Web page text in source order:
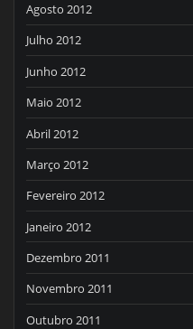
Agosto 2012
Julho 2012
Junho 2012
Maio 2012
Abril 2012
Março 2012
Fevereiro 2012
Janeiro 2012
Dezembro 2011
Novembro 2011
Outubro 2011